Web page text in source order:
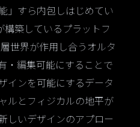
」すら内包しはじめてい
築しているプラットフ
世界が作用し合うオルタ
・編集可能にすることで
インを可能にするデータ
ルとフィジカルの地平が
しいデザインのアプロー